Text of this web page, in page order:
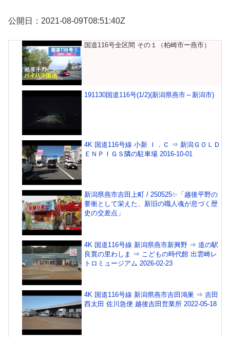
公開日：2021-08-09T08:51:40Z
国道116号全区間 その１（柏崎市ー燕市）
191130国道116号(1/2)(新潟県燕市～新潟市)
4K 国道116号線 小新 Ｉ．Ｃ ⇒ 新潟ＧＯＬＤ
ＥＮＰＩＧＳ隣の駐車場 2016-10-01
新潟県燕市吉田上町 / 250525✨「越後平野の
要衝として栄えた、新旧の職人魂が息づく歴
史の交差点」
4K 国道116号線 新潟県燕市新興野 ⇒ 道の駅
良寛の里わしま ⇒ こどもの時代館 出雲崎レ
トロミュージアム 2026-02-23
4K 国道116号線 新潟県燕市吉田鴻巣 ⇒ 吉田
西太田 佐川急便 越後吉田営業所 2022-05-18